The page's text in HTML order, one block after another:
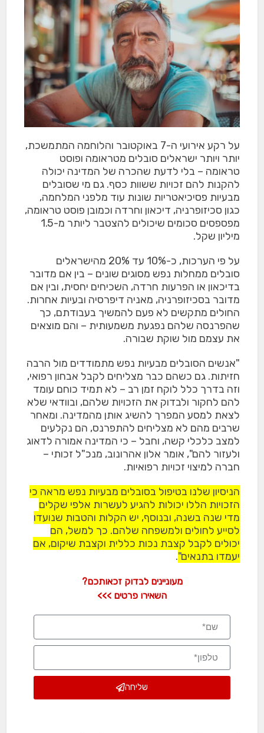
על רקע אירועי ה-7 באוקטובר והלוחמה המתמשכת,
יותר ויותר ישראלים סובלים מטראומה ופוסט
טראומה – בלי לדעת שהכרה של המדינה יכולה
להקנות להם זכויות ששוות כסף. גם מי שסובלים
מבעיות פסיכיאטריות שונות עוד מלפני המלחמה,
כגון סכיזופרניה, דיכאון וחרדה וכמובן פוסט טראומה,
מפספסים סכומים שיכולים להצטבר ליותר מ-1.5
מיליון שקל.
על פי הערכות, כ-10% עד 20% מהישראלים
סובלים ממחלות נפש מסוגים שונים – בין אם מדובר
בדיכאון או הפרעות חרדה, השכיחים יחסית, ובין אם
מדובר בסכיזופרניה, מאניה דיפרסיה ובעיות אחרות.
החולים מתקשים לא פעם להמשיך בעבודתם, כך
שהפרנסה שלהם נפגעת משמעותית – והם מוצאים
את עצמם מול שוקת שבורה.
"אנשים הסובלים מבעיות נפש מתמודדים מול הרבה
חזיתות. גם כשהם כבר מצליחים לקבל אבחון רפואי,
וזה בדרך כלל לוקח זמן רב – לא תמיד כוחם עומד
להם לחקור ולבדוק את הזכויות שלהם, ובוודאי שלא
לצאת למסע המפרך להשיג אותן מהמדינה. ומאחר
שרבים מהם לא מצליחים להתפרנס, הם נקלעים
למצב כלכלי קשה, וחבל – כי המדינה אמורה לדאוג
ולעזור להם", אומר אלון אהרונוב, מנכ"ל זכותי –
חברה למיצוי זכויות רפואיות.
הניסיון שלנו בטיפול בסובלים מבעיות נפש מראה כי
הזכויות הללו יכולות להגיע לעשרות אלפי שקלים
מדי שנה בשנה, ובנוסף, יש הקלות והטבות שנועדו
לסייע לחולים ולמשפחה שלהם. כך למשל, הם
יכולים לקבל קצבת נכות כללית וקצבת שיקום, אם
יעמדו בתנאים".
מעוניינים לבדוק זכאותכם?
השאירו פרטים >>>
שליחה